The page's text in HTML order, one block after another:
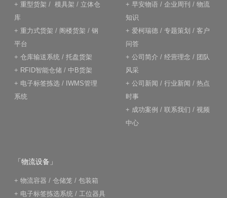
+ 重型货架 / 模具架 / 立体仓
库
+ 重力式货架 / 阁楼货架 / 钢
平台
+ 仓库输送系统 / 托盘货架
+ RFID智能仓储 / 中B货架
+ 电子标签拣选 / IWMS管理
系统
+ 早安物语 / 企业周刊 / 物流
知识
+ 爱柯瑞德 / 专题策划 / 客户
问答
+ 公司简介 / 经营理念 / 团队
风采
+ 公司新闻 / 行业新闻 / 热点
时事
+ 成功案例 / 联系我们 / 视频
中心
「物流设备」
+ 物流容器 / 仓储笼 / 包装箱
+ 电子标签拣选系统 / 工位器具